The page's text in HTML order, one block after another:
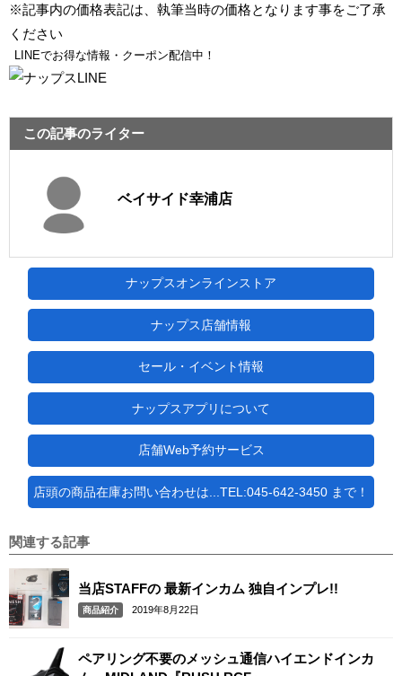
※記事内の価格表記は、執筆当時の価格となります事をご了承
ください
LINEでお得な情報・クーポン配信中！
この記事のライター
ベイサイド幸浦店
ナップスオンラインストア
ナップス店舗情報
セール・イベント情報
ナップスアプリについて
店舗Web予約サービス
店頭の商品在庫お問い合わせは...TEL:045-642-3450 まで！
関連する記事
当店STAFFの 最新インカム 独自インプレ!!
商品紹介 2019年8月22日
ペアリング不要のメッシュ通信ハイエンドインカ